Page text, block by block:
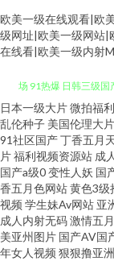
欧美一级在线观看|欧
级网址|欧美一级网站|
在线看|欧美一级内射
久久在6 午夜视频导
场 91热爆 日韩三级国
人人操超碰碰 91vv免
文免费观看 久久精品
日本一级大片微拍福
乱伦种子 美国伦理大片
91社区国产丁香五月
片福利视频资源站 成
国产a级0变性人妖 国
香五月色网站黄色3级
视频 学生妹Av网站 亚
成人内射无码激情五
美亚州图片 国产AV国
年女人视频 狠狠撸亚